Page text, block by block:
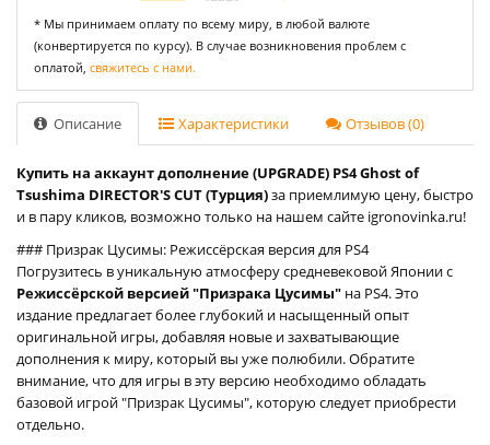
* Мы принимаем оплату по всему миру, в любой валюте
(конвертируется по курсу). В случае возникновения проблем с
оплатой, свяжитесь с нами.
Описание Характеристики Отзывов (0)
Купить на аккаунт дополнение (UPGRADE) PS4 Ghost of
Tsushima DIRECTOR'S CUT (Турция)за приемлимую цену, быстро
и в пару кликов, возможно только на нашем сайте igronovinka.ru!
### Призрак Цусимы: Режиссёрская версия для PS4
Погрузитесь в уникальную атмосферу средневековой Японии с
Режиссёрской версией "Призрака Цусимы" на PS4. Это
издание предлагает более глубокий и насыщенный опыт
оригинальной игры, добавляя новые и захватывающие
дополнения к миру, который вы уже полюбили. Обратите
внимание, что для игры в эту версию необходимо обладать
базовой игрой "Призрак Цусимы", которую следует приобрести
отдельно.